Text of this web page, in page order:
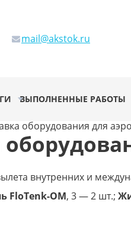
mail@akstok.ru
ВЫПОЛНЕННЫЕ РАБОТЫ
оборудования для
внутренних и
FloTenk-OM, 3 — 2 шт.;